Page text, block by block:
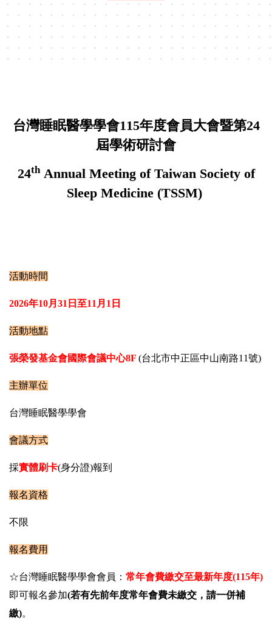
台灣睡眠醫學學會115年度會員大會暨第24
屆學術研討會
24thAnnual Meeting of Taiwan Society of
Sleep Medicine (TSSM)
活動時間
2026年10月 31 日至11 月 1 日
活動地點
張榮發基金會國際會議中心8F (台北市中正區中山南路11號)
主辦單位
台灣睡眠醫學學會
會議方式
採實體刷卡(身分證)報到
報名資格
不限
報名費用
☆台灣睡眠醫學學會會員： 常年會費繳交至最新年度(115年)
即可報名參加(若有先前年度常年會費未繳交，請一併補
繳)。